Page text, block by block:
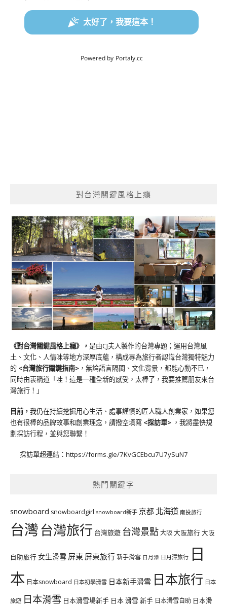
對台灣關鍵風格上癮
《對台灣關鍵風格上癮》 ， 是由CJ夫人製作的台灣專題；運用台灣風
土、文化、人情味等地方深厚底蘊，構成專為旅行者認識台灣獨特魅力
的 <台灣旅行關鍵指南> ，無論語言隔閡、文化背景，都能心動不已，
同時由衷稱道「哇！這是一種全新的感受，太棒了，我要推薦朋友來台
灣旅行！」
目前， 我仍在持續挖掘用心生活、處事謹慎的匠人職人創業家，如果您
也有很棒的品牌故事和創業理念，請撥空填寫 <採訪單> ，我將盡快規
劃採訪行程，並與您聯繫！
採訪單超連結： https://forms.gle/7KvGCEbcu7U7ySuN7
熱門關鍵字
snowboard snowboardgirl snowboard新手 京都 北海道 南投旅行
台灣台灣旅行 台灣旅遊 台灣景點大阪大阪旅行大阪
自助旅行 女生滑雪 屏東 屏東旅行新手滑雪 日月潭 日月潭旅行 日
本 日本snowboard 日本初學滑雪 日本新手滑雪 日本旅行 日本
旅遊 日本滑雪 日本滑雪場新手 日本 滑雪 新手 日本滑雪自助 日本滑